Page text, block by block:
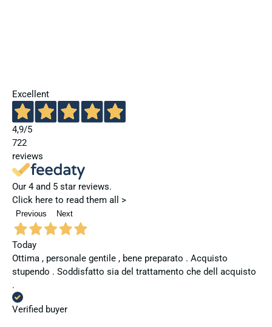
Excellent
4,9/5
722
reviews
Our 4 and 5 star reviews.
Click here to read them all >
Previous Next
Today
Ottima , personale gentile , bene preparato . Acquisto
stupendo . Soddisfatto sia del trattamento che dell acquisto
.
Verified buyer